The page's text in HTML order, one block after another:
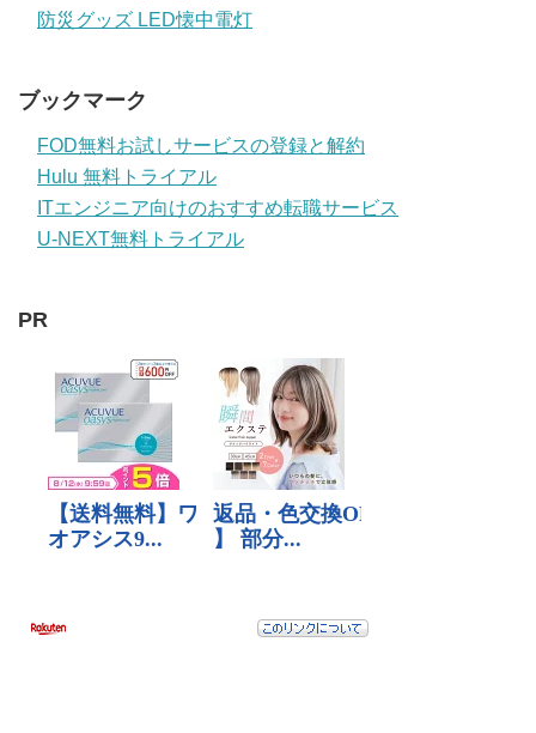
防災グッズ LED懐中電灯
ブックマーク
FOD無料お試しサービスの登録と解約
Hulu 無料トライアル
ITエンジニア向けのおすすめ転職サービス
U-NEXT無料トライアル
PR